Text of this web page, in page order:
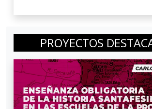
PROYECTOS